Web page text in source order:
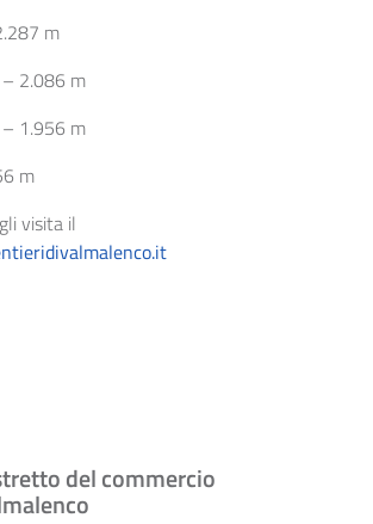
m
2.086 m
– 1.956 m
m
visita il
del commercio